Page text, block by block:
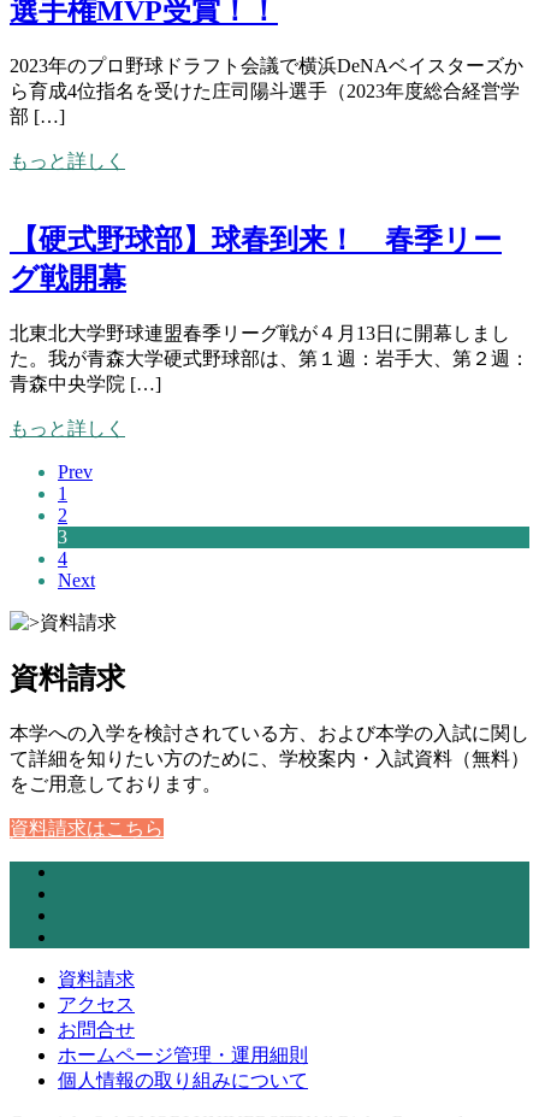
選手権MVP受賞！！
2023年のプロ野球ドラフト会議で横浜DeNAベイスターズか
ら育成4位指名を受けた庄司陽斗選手（2023年度総合経営学
部 […]
もっと詳しく
【硬式野球部】球春到来！ 春季リー
グ戦開幕
北東北大学野球連盟春季リーグ戦が４月13日に開幕しまし
た。我が青森大学硬式野球部は、第１週：岩手大、第２週：
青森中央学院 […]
もっと詳しく
Prev
1
2
3
4
Next
資料請求
本学への入学を検討されている方、および本学の入試に関し
て詳細を知りたい方のために、学校案内・入試資料（無料）
をご用意しております。
資料請求はこちら
資料請求
アクセス
お問合せ
ホームページ管理・運用細則
個人情報の取り組みについて